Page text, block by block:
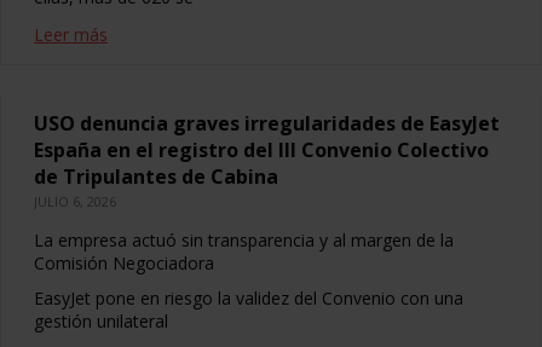
Leer más
USO denuncia graves irregularidades de EasyJet
España en el registro del III Convenio Colectivo
de Tripulantes de Cabina
JULIO 6, 2026
La empresa actuó sin transparencia y al margen de la
Comisión Negociadora
EasyJet pone en riesgo la validez del Convenio con una
gestión unilateral